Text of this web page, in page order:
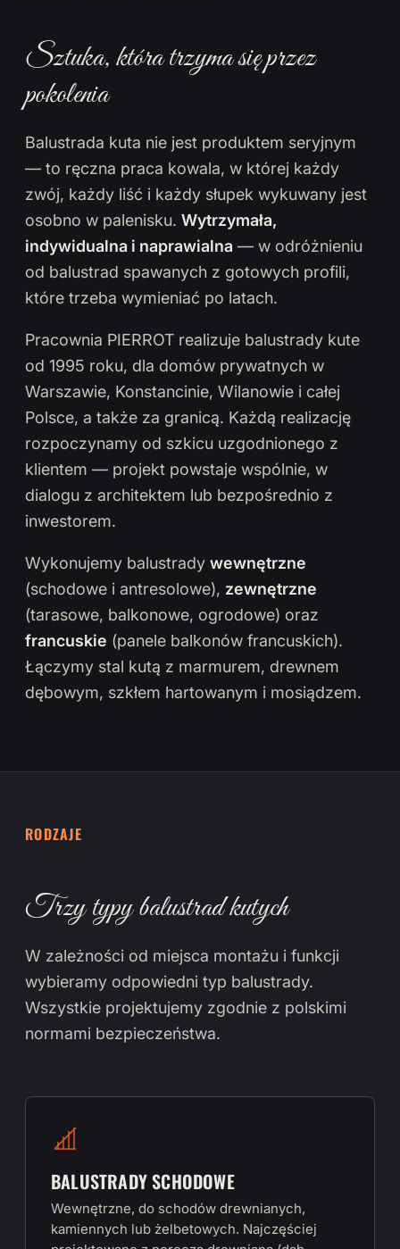
Sztuka, która trzyma się przez
pokolenia
Balustrada kuta nie jest produktem seryjnym
— to ręczna praca kowala, w której każdy
zwój, każdy liść i każdy słupek wykuwany jest
osobno w palenisku. Wytrzymała,
indywidualna i naprawialna — w odróżnieniu
od balustrad spawanych z gotowych profili,
które trzeba wymieniać po latach.
Pracownia PIERROT realizuje balustrady kute
od 1995 roku, dla domów prywatnych w
Warszawie, Konstancinie, Wilanowie i całej
Polsce, a także za granicą. Każdą realizację
rozpoczynamy od szkicu uzgodnionego z
klientem — projekt powstaje wspólnie, w
dialogu z architektem lub bezpośrednio z
inwestorem.
Wykonujemy balustrady wewnętrzne
(schodowe i antresolowe), zewnętrzne
(tarasowe, balkonowe, ogrodowe) oraz
francuskie (panele balkonów francuskich).
Łączymy stal kutą z marmurem, drewnem
dębowym, szkłem hartowanym i mosiądzem.
RODZAJE
Trzy typy balustrad kutych
W zależności od miejsca montażu i funkcji
wybieramy odpowiedni typ balustrady.
Wszystkie projektujemy zgodnie z polskimi
normami bezpieczeństwa.
BALUSTRADY SCHODOWE
Wewnętrzne, do schodów drewnianych,
kamiennych lub żelbetowych. Najczęściej